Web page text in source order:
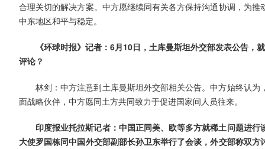
合理关切的解决方案。中方愿继续同有关各方保持沟通协调，为
中东地区和平与稳定。
《环球时报》记者：6月10日，土库曼斯坦外交部发表公告
评论？
林剑：中方注意到土库曼斯坦外交部相关公告。中方始终认
面战略伙伴，中方愿同土方共同致力于促进国家间人员往来。
印度报业托拉斯记者：中国正同美、欧等多方就稀土问题进
大使罗国栋同中国外交部副部长孙卫东举行了会谈，外交部称双